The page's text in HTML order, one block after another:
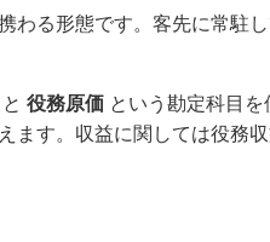
わる形態です。客先に常駐
と 役務原価 という勘定科目
す。収益に関しては役務収